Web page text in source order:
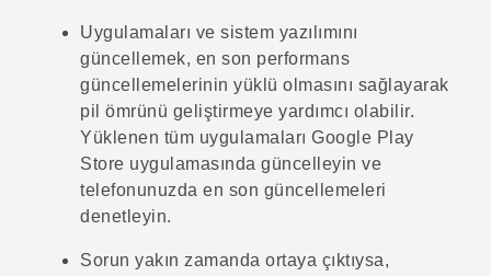
Uygulamaları ve sistem yazılımını
güncellemek, en son performans
güncellemelerinin yüklü olmasını sağlayarak
pil ömrünü geliştirmeye yardımcı olabilir.
Yüklenen tüm uygulamaları Google Play
Store uygulamasında güncelleyin ve
telefonunuzda en son güncellemeleri
denetleyin.
Sorun yakın zamanda ortaya çıktıysa,